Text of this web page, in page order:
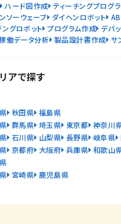
ハード図作成 ティーチングプログ
ソーウェーブ ダイヘンロボット
グロボット プログラム作成 デバ
働データ分析 製品設計書作成 サ
アで探す
秋田県 福島県
群馬県 埼玉県 東京都 神奈川
石川県 山梨県 長野県 岐阜県
京都府 大阪府 兵庫県 和歌山
宮崎県 鹿児島県